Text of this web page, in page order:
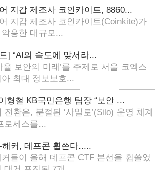
지갑 제조사 코인카이트, 8860...
지갑 제조사 코인카이트(Coinkite)가
용한 대규모...
] “AI의 속도에 맞서라...
율 보안의 미래’를 주제로 서울 코엑스
최대 정보보호...
형철 KB국민은행 팀장 “보안 ...
전환은, 분절된 ‘사일로’(Silo) 운영 체계
로세스를...
커, 데프콘 휩쓴다.....
들이 올해 데프콘 CTF 본선을 휩쓸었